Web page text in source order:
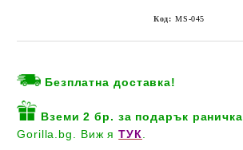
Код: MS-045
Безплатна доставка!
Вземи 2 бр. за подарък раничка
Gorilla.bg. Виж яТУК